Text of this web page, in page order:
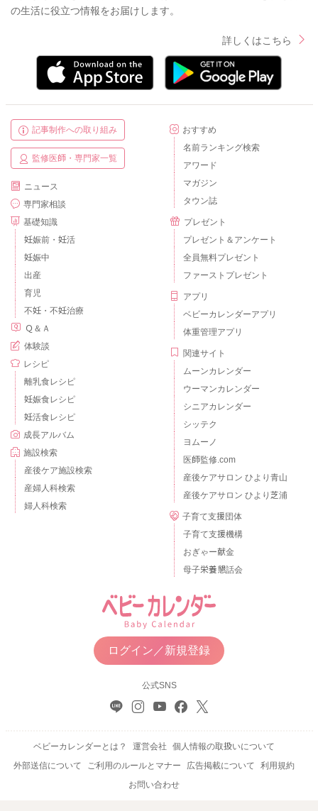
の生活に役立つ情報をお届けします。
詳しくはこちら
記事制作への取り組み
監修医師・専門家一覧
ニュース
専門家相談
基礎知識
妊娠前・妊活
妊娠中
出産
育児
不妊・不妊治療
Ｑ＆Ａ
体験談
レシピ
離乳食レシピ
妊娠食レシピ
妊活食レシピ
成長アルバム
施設検索
産後ケア施設検索
産婦人科検索
婦人科検索
おすすめ
名前ランキング検索
アワード
マガジン
タウン誌
プレゼント
プレゼント＆アンケート
全員無料プレゼント
ファーストプレゼント
アプリ
ベビーカレンダーアプリ
体重管理アプリ
関連サイト
ムーンカレンダー
ウーマンカレンダー
シニアカレンダー
シッテク
ヨムーノ
医師監修.com
産後ケアサロン ひより青山
産後ケアサロン ひより芝浦
子育て支援団体
子育て支援機構
おぎゃー献金
母子栄養懇話会
ログイン／新規登録
公式SNS
ベビーカレンダーとは？ 運営会社
個人情報の取扱いについて
外部送信について
ご利用のルールとマナー 広告掲載について
利用規約
お問い合わせ